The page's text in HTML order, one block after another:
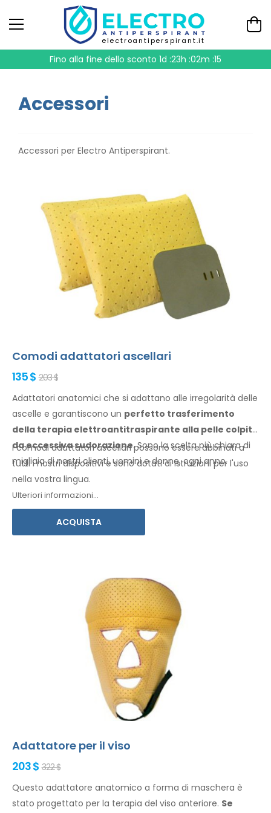
electroantiperspirant.it
Fino alla fine dello sconto 1d :23h :02m :14
Accessori
Accessori per Electro Antiperspirant.
Comodi adattatori ascellari
135 $ 203 $
Adattatori anatomici che si adattano alle irregolarità delle
ascelle e garantiscono un perfetto trasferimento
della terapia elettroantitraspirante alla pelle colpita
da eccessiva sudorazione. Sono la scelta più chiara di
migliaia di nostri clienti, uominie donne, ogni anno.
I comodi adattatoriascellaripossono essere abbinati a
tutti inostri dispositivi e sono dotati di istruzioni per l'uso
nella vostra lingua.
Ulteriori informazioni...
ACQUISTA
Adattatore per il viso
203 $ 322 $
Questo adattatore anatomico a forma di maschera è
stato progettato per la terapia del viso anteriore. Se